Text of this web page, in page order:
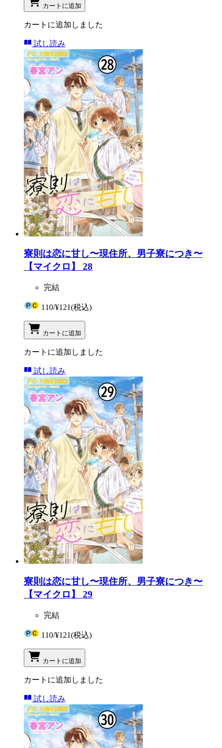
カートに追加
カートに追加しました
試し読み
寮則は恋に甘し〜現住所、男子寮につき〜
【マイクロ】 28
完結
110/¥121(税込)
カートに追加
カートに追加しました
試し読み
寮則は恋に甘し〜現住所、男子寮につき〜
【マイクロ】 29
完結
110/¥121(税込)
カートに追加
カートに追加しました
試し読み